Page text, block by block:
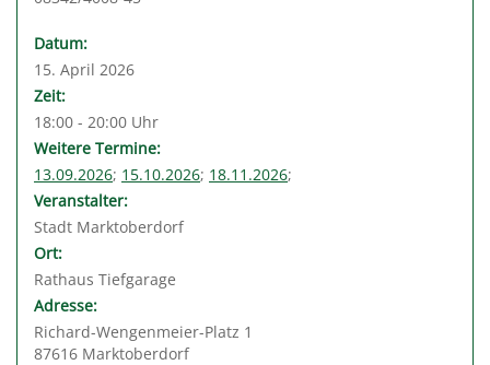
Datum:
15. April 2026
Zeit:
18:00 - 20:00 Uhr
Weitere Termine:
13.09.2026; 15.10.2026; 18.11.2026;
Veranstalter:
Stadt Marktoberdorf
Ort:
Rathaus Tiefgarage
Adresse:
Richard-Wengenmeier-Platz 1
87616 Marktoberdorf